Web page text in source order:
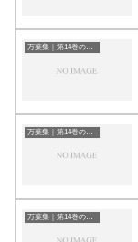
万葉集｜第14巻の和歌一覧
万葉集｜第14巻の和歌一覧
万葉集｜第14巻の和歌一覧